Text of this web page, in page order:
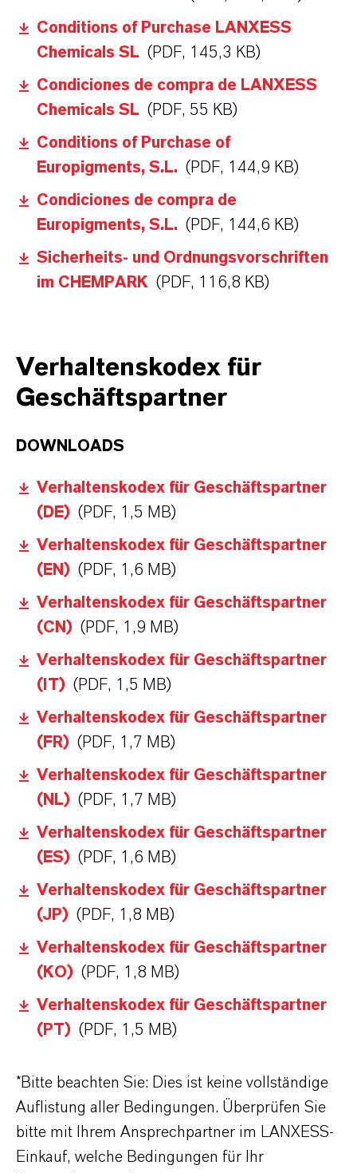
Conditions of Purchase LANXESS
Chemicals SL (PDF, 145,3 KB)
Condiciones de compra de LANXESS
Chemicals SL (PDF, 55 KB)
Conditions of Purchase of
Europigments, S.L. (PDF, 144,9 KB)
Condiciones de compra de
Europigments, S.L. (PDF, 144,6 KB)
Sicherheits- und Ordnungsvorschriften
im CHEMPARK (PDF, 116,8 KB)
Verhaltenskodex für
Geschäftspartner
DOWNLOADS
Verhaltenskodex für Geschäftspartner
(DE) (PDF, 1,5 MB)
Verhaltenskodex für Geschäftspartner
(EN) (PDF, 1,6 MB)
Verhaltenskodex für Geschäftspartner
(CN) (PDF, 1,9 MB)
Verhaltenskodex für Geschäftspartner
(IT) (PDF, 1,5 MB)
Verhaltenskodex für Geschäftspartner
(FR) (PDF, 1,7 MB)
Verhaltenskodex für Geschäftspartner
(NL) (PDF, 1,7 MB)
Verhaltenskodex für Geschäftspartner
(ES) (PDF, 1,6 MB)
Verhaltenskodex für Geschäftspartner
(JP) (PDF, 1,8 MB)
Verhaltenskodex für Geschäftspartner
(KO) (PDF, 1,8 MB)
Verhaltenskodex für Geschäftspartner
(PT) (PDF, 1,5 MB)
*Bitte beachten Sie: Dies ist keine vollständige
Auflistung aller Bedingungen. Überprüfen Sie
bitte mit Ihrem Ansprechpartner im LANXESS-
Einkauf, welche Bedingungen für Ihr